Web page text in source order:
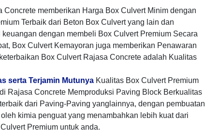
Concrete memberikan Harga Box Culvert Minim dengan
Terbaik dari Beton Box Culvert yang lain dan
dengan membeli Box Culvert Premium Secara
Box Culvert Kemayoran juga memberikan Penawaran
Box Culvert Rajasa Concrete adalah Kualitas
serta Terjamin Mutunya Kualitas Box Culvert Premium
Rajasa Concrete Memproduksi Paving Block Berkualitas
dari Paving-Paving yanglainnya, dengan pembuatan
kimia penguat yang menambahkan lebih kuat dari
Premium untuk anda.